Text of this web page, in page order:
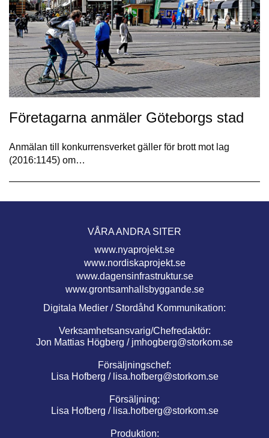
Företagarna anmäler Göteborgs stad
Anmälan till konkurrensverket gäller för brott mot lag
(2016:1145) om…
VÅRA ANDRA SITER
www.nyaprojekt.se
www.nordiskaprojekt.se
www.dagensinfrastruktur.se
www.grontsamhallsbyggande.se
Digitala Medier / Stordåhd Kommunikation:
Verksamhetsansvarig/Chefredaktör:
Jon Mattias Högberg / jmhogberg@storkom.se
Försäljningschef:
Lisa Hofberg / lisa.hofberg@storkom.se
Försäljning:
Lisa Hofberg / lisa.hofberg@storkom.se
Produktion: